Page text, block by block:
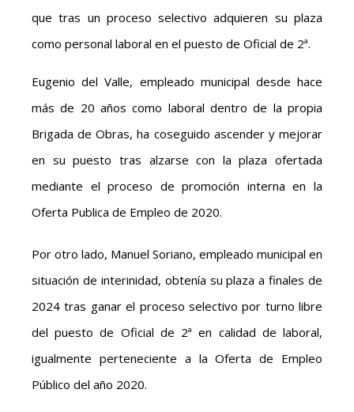
que tras un proceso selectivo adquieren su plaza
como personal laboral en el puesto de Oficial de 2ª.
Eugenio del Valle, empleado municipal desde hace
más de 20 años como laboral dentro de la propia
Brigada de Obras, ha coseguido ascender y mejorar
en su puesto tras alzarse con la plaza ofertada
mediante el proceso de promoción interna en la
Oferta Publica de Empleo de 2020.
Por otro lado, Manuel Soriano, empleado municipal en
situación de interinidad, obtenía su plaza a finales de
2024 tras ganar el proceso selectivo por turno libre
del puesto de Oficial de 2ª en calidad de laboral,
igualmente perteneciente a la Oferta de Empleo
Público del año 2020.